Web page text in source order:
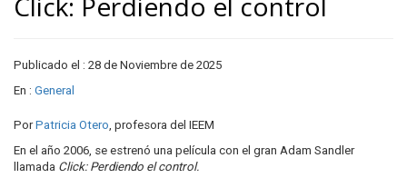
Publicado el : 28 de Noviembre de 2025
En : General
PorPatricia Otero, profesora del IEEM
En el año 2006, se estrenó una película con el gran Adam Sandler
llamada Click: Perdiendo el control.